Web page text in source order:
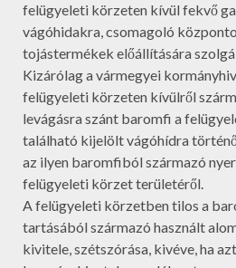
felügyeleti körzeten kívül fekvő
vágóhidakra, csomagoló
tojástermékek előállítására
Kizárólag a vármegyei
felügyeleti körzeten kívülről
levágásra szánt baromfi a
található kijelölt vágóhídra
az ilyen baromfiból származó
felügyeleti körzet területéről.
A felügyeleti körzetben tilos a
tartásából származó használt
kivitele, szétszórása, kivéve, ha